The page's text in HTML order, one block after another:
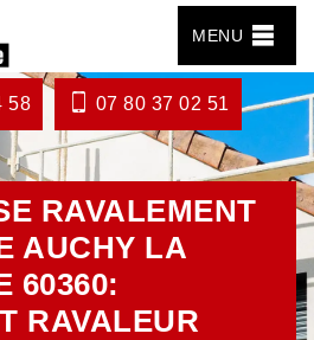
MENU
58 07 80 37 02 51
RAVALEMENT
AUCHY LA
60360:
RAVALEUR